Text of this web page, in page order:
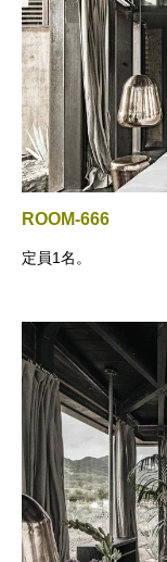
ROOM-666
定員1名。